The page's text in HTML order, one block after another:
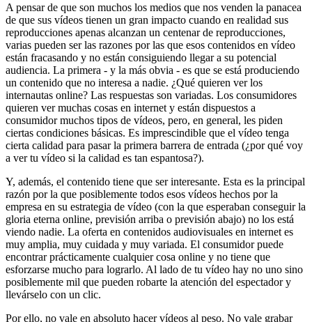
A pensar de que son muchos los medios que nos venden la panacea
de que sus vídeos tienen un gran impacto cuando en realidad sus
reproducciones apenas alcanzan un centenar de reproducciones,
varias pueden ser las razones por las que esos contenidos en vídeo
están fracasando y no están consiguiendo llegar a su potencial
audiencia. La primera - y la más obvia - es que se está produciendo
un contenido que no interesa a nadie. ¿Qué quieren ver los
internautas online? Las respuestas son variadas. Los consumidores
quieren ver muchas cosas en internet y están dispuestos a
consumidor muchos tipos de vídeos, pero, en general, les piden
ciertas condiciones básicas. Es imprescindible que el vídeo tenga
cierta calidad para pasar la primera barrera de entrada (¿por qué voy
a ver tu vídeo si la calidad es tan espantosa?).
Y, además, el contenido tiene que ser interesante. Esta es la principal
razón por la que posiblemente todos esos vídeos hechos por la
empresa en su estrategia de vídeo (con la que esperaban conseguir la
gloria eterna online, previsión arriba o previsión abajo) no los está
viendo nadie. La oferta en contenidos audiovisuales en internet es
muy amplia, muy cuidada y muy variada. El consumidor puede
encontrar prácticamente cualquier cosa online y no tiene que
esforzarse mucho para lograrlo. Al lado de tu vídeo hay no uno sino
posiblemente mil que pueden robarte la atención del espectador y
llevárselo con un clic.
Por ello, no vale en absoluto hacer vídeos al peso. No vale grabar